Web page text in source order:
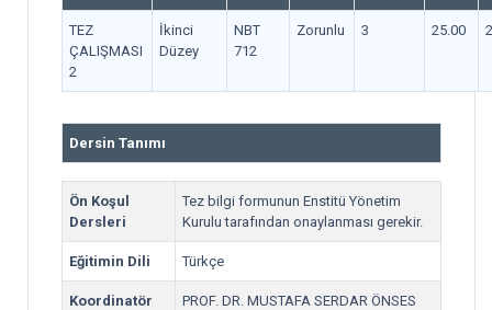
TEZ
ÇALIŞMASI
2
İkinci
Düzey
NBT
712
Zorunlu 3 25.00
Dersin Tanımı
Ön Koşul
Dersleri
Tez bilgi formunun Enstitü Yönetim
Kurulu tarafından onaylanması gerekir.
Eğitimin Dili Türkçe
Koordinatör PROF. DR. MUSTAFA SERDAR ÖNSES